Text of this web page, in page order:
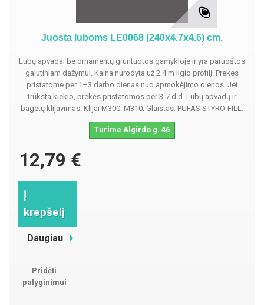
Juosta luboms LE0068 (240x4.7x4.6) cm.
Lubų apvadai be ornamentų gruntuotos gamykloje ir yra paruoštos
galutiniam dažymui. Kaina nurodyta už 2.4 m ilgio profilį. Prekes
pristatome per 1–3 darbo dienas nuo apmokėjimo dienos. Jei
trūksta kiekio, prekės pristatomos per 3-7 d.d. Lubų apvadų ir
bagetų klijavimas. Klijai M300. M310. Glaistas: PUFAS STYRO-FILL.
Turime Algirdo g. 46
12,79 €
Į
krepšelį
Daugiau
Pridėti
palyginimui